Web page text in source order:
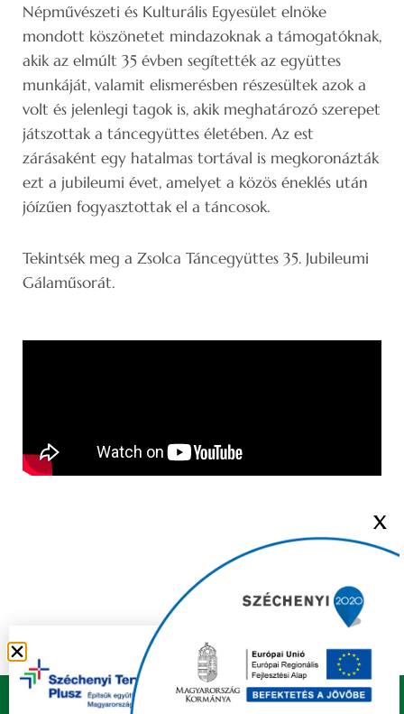
Népművészeti és Kulturális Egyesület elnöke
mondott köszönetet mindazoknak a támogatóknak,
akik az elmúlt 35 évben segítették az együttes
munkáját, valamit elismerésben részesültek azok a
volt és jelenlegi tagok is, akik meghatározó szerepet
játszottak a táncegyüttes életében. Az est
zárásaként egy hatalmas tortával is megkoronázták
ezt a jubileumi évet, amelyet a közös éneklés után
jóízűen fogyasztottak el a táncosok.
Tekintsék meg a Zsolca Táncegyüttes 35. Jubileumi
Gálaműsorát.
Copyright © 2021 FELSŐZSOLCA ÖNKORMÁNYZAT |
X